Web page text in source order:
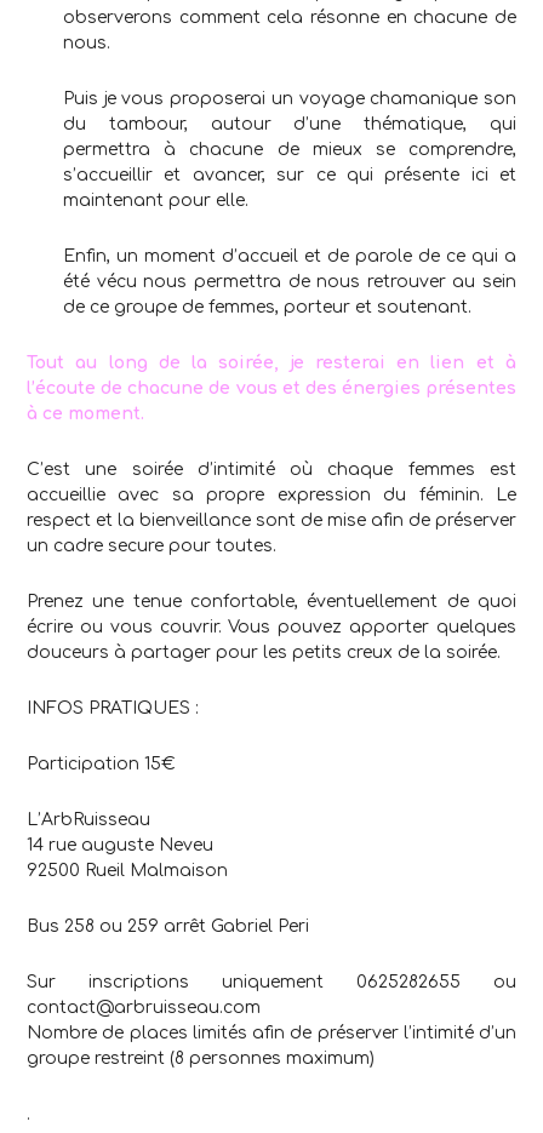
observerons comment cela résonne en chacune de
nous.
Puis je vous proposerai un voyage chamanique son
du tambour, autour d’une thématique, qui
permettra à chacune de mieux se comprendre,
s’accueillir et avancer, sur ce qui présente ici et
maintenant pour elle.
Enfin, un moment d’accueil et de parole de ce qui a
été vécu nous permettra de nous retrouver au sein
de ce groupe de femmes, porteur et soutenant.
Tout au long de la soirée, je resterai en lien et à
l’écoute de chacune de vous et des énergies présentes
à ce moment.
C’est une soirée d’intimité où chaque femmes est
accueillie avec sa propre expression du féminin. Le
respect et la bienveillance sont de mise afin de préserver
un cadre secure pour toutes.
Prenez une tenue confortable, éventuellement de quoi
écrire ou vous couvrir. Vous pouvez apporter quelques
douceurs à partager pour les petits creux de la soirée.
INFOS PRATIQUES :
Participation 15€
L’ArbRuisseau
14 rue auguste Neveu
92500 Rueil Malmaison
Bus 258 ou 259 arrêt Gabriel Peri
Sur inscriptions uniquement 0625282655 ou
contact@arbruisseau.com
Nombre de places limités afin de préserver l’intimité d’un
groupe restreint (8 personnes maximum)
.